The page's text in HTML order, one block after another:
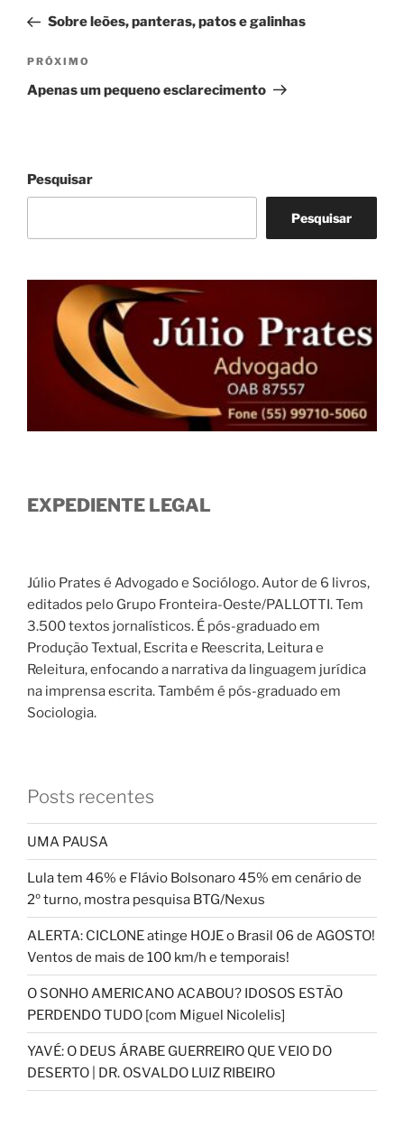
Post
anterior
Sobre leões, panteras, patos e galinhas
Próximo
post
PRÓXIMO
Apenas um pequeno esclarecimento
Pesquisar
Pesquisar
EXPEDIENTE LEGAL
Júlio Prates é Advogado e Sociólogo. Autor de 6 livros,
editados pelo Grupo Fronteira-Oeste/PALLOTTI. Tem
3.500 textos jornalísticos. É pós-graduado em
Produção Textual, Escrita e Reescrita, Leitura e
Releitura, enfocando a narrativa da linguagem jurídica
na imprensa escrita. Também é pós-graduado em
Sociologia.
Posts recentes
UMA PAUSA
Lula tem 46% e Flávio Bolsonaro 45% em cenário de
2º turno, mostra pesquisa BTG/Nexus
ALERTA: CICLONE atinge HOJE o Brasil 06 de AGOSTO!
Ventos de mais de 100 km/h e temporais!
O SONHO AMERICANO ACABOU? IDOSOS ESTÃO
PERDENDO TUDO [com Miguel Nicolelis]
YAVÉ: O DEUS ÁRABE GUERREIRO QUE VEIO DO
DESERTO | DR. OSVALDO LUIZ RIBEIRO